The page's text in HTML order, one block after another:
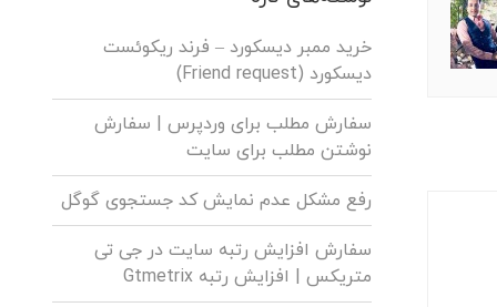
خرید ممبر دیسکورد – فرند ریکوئست
دیسکورد (Friend request)
سفارش مطلب برای وردپرس |‌ سفارش
نوشتن مطلب برای سایت
رفع مشکل عدم نمایش کد جستجوی گوگل
سفارش افزایش رتبه سایت در جی تی
متریکس | افزایش رتبه Gtmetrix